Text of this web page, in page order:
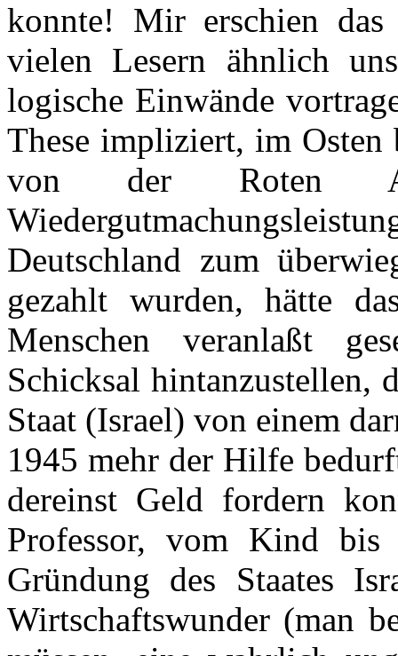
konnte! Mir erschien das
vielen Lesern ähnlich
logische Einwände
These impliziert, im Osten
von der Roten
Deutschland zum
gezahlt wurden, hätte
Menschen veranlaßt
Schicksal hintanzustellen,
Staat (Israel) von einem
1945 mehr der Hilfe
dereinst Geld fordern
Professor, vom Kind
Gründung des Staates
Wirtschaftswunder (man